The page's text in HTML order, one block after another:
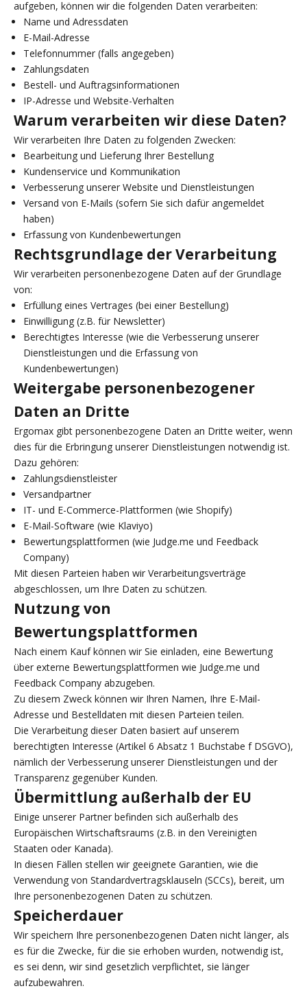
aufgeben, können wir die folgenden Daten verarbeiten:
Name und Adressdaten
E-Mail-Adresse
Telefonnummer (falls angegeben)
Zahlungsdaten
Bestell- und Auftragsinformationen
IP-Adresse und Website-Verhalten
Warum verarbeiten wir diese Daten?
Wir verarbeiten Ihre Daten zu folgenden Zwecken:
Bearbeitung und Lieferung Ihrer Bestellung
Kundenservice und Kommunikation
Verbesserung unserer Website und Dienstleistungen
Versand von E-Mails (sofern Sie sich dafür angemeldet
haben)
Erfassung von Kundenbewertungen
Rechtsgrundlage der Verarbeitung
Wir verarbeiten personenbezogene Daten auf der Grundlage
von:
Erfüllung eines Vertrages (bei einer Bestellung)
Einwilligung (z.B. für Newsletter)
Berechtigtes Interesse (wie die Verbesserung unserer
Dienstleistungen und die Erfassung von
Kundenbewertungen)
Weitergabe personenbezogener
Daten an Dritte
Ergomax gibt personenbezogene Daten an Dritte weiter, wenn
dies für die Erbringung unserer Dienstleistungen notwendig ist.
Dazu gehören:
Zahlungsdienstleister
Versandpartner
IT- und E-Commerce-Plattformen (wie Shopify)
E-Mail-Software (wie Klaviyo)
Bewertungsplattformen (wie Judge.me und Feedback
Company)
Mit diesen Parteien haben wir Verarbeitungsverträge
abgeschlossen, um Ihre Daten zu schützen.
Nutzung von
Bewertungsplattformen
Nach einem Kauf können wir Sie einladen, eine Bewertung
über externe Bewertungsplattformen wie Judge.me und
Feedback Company abzugeben.
Zu diesem Zweck können wir Ihren Namen, Ihre E-Mail-
Adresse und Bestelldaten mit diesen Parteien teilen.
Die Verarbeitung dieser Daten basiert auf unserem
berechtigten Interesse (Artikel 6 Absatz 1 Buchstabe f DSGVO),
nämlich der Verbesserung unserer Dienstleistungen und der
Transparenz gegenüber Kunden.
Übermittlung außerhalb der EU
Einige unserer Partner befinden sich außerhalb des
Europäischen Wirtschaftsraums (z.B. in den Vereinigten
Staaten oder Kanada).
In diesen Fällen stellen wir geeignete Garantien, wie die
Verwendung von Standardvertragsklauseln (SCCs), bereit, um
Ihre personenbezogenen Daten zu schützen.
Speicherdauer
Wir speichern Ihre personenbezogenen Daten nicht länger, als
es für die Zwecke, für die sie erhoben wurden, notwendig ist,
es sei denn, wir sind gesetzlich verpflichtet, sie länger
aufzubewahren.